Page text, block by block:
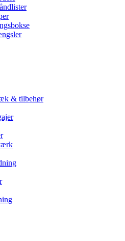
& tilbehør